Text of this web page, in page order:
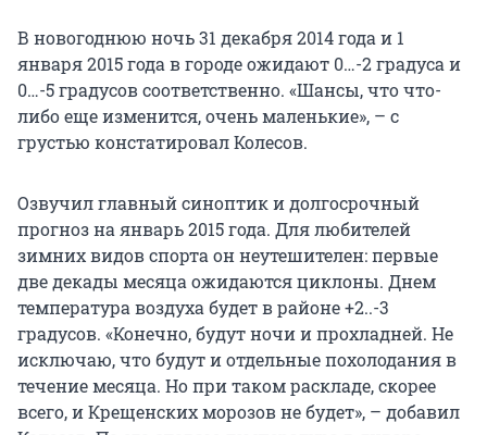
В новогоднюю ночь 31 декабря 2014 года и 1
января 2015 года в городе ожидают 0…-2 градуса и
0…-5 градусов соответственно. «Шансы, что что-
либо еще изменится, очень маленькие», – с
грустью констатировал Колесов.
Озвучил главный синоптик и долгосрочный
прогноз на январь 2015 года. Для любителей
зимних видов спорта он неутешителен: первые
две декады месяца ожидаются циклоны. Днем
температура воздуха будет в районе +2..-3
градусов. «Конечно, будут ночи и прохладней. Не
исключаю, что будут и отдельные похолодания в
течение месяца. Но при таком раскладе, скорее
всего, и Крещенских морозов не будет», – добавил